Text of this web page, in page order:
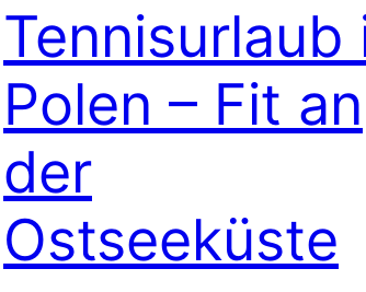
Tennisurlaub
Polen – Fit an
der
Ostseeküste